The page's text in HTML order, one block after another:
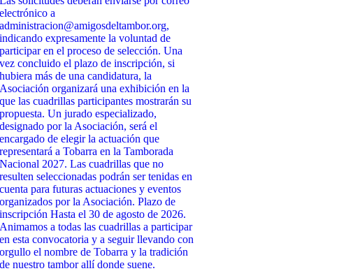
electrónico a
administracion@amigosdeltambor.org,
indicando expresamente la voluntad de
participar en el proceso de selección. Una
vez concluido el plazo de inscripción, si
hubiera más de una candidatura, la
Asociación organizará una exhibición en la
que las cuadrillas participantes mostrarán su
propuesta. Un jurado especializado,
designado por la Asociación, será el
encargado de elegir la actuación que
representará a Tobarra en la Tamborada
Nacional 2027. Las cuadrillas que no
resulten seleccionadas podrán ser tenidas en
cuenta para futuras actuaciones y eventos
organizados por la Asociación. Plazo de
inscripción Hasta el 30 de agosto de 2026.
Animamos a todas las cuadrillas a participar
en esta convocatoria y a seguir llevando con
orgullo el nombre de Tobarra y la tradición
de nuestro tambor allí donde suene.